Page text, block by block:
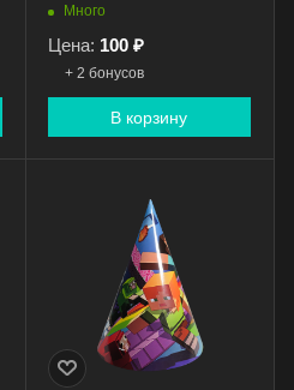
Много
Цена: 100 ₽
+ 2 бонусов
В корзину